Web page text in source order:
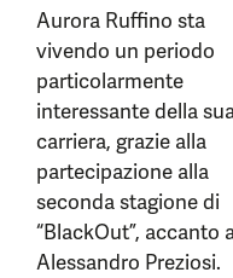
Aurora Ruffino sta
vivendo un periodo
particolarmente
interessante della
carriera, grazie alla
partecipazione alla
seconda stagione di
“BlackOut”, accanto
Alessandro Preziosi.